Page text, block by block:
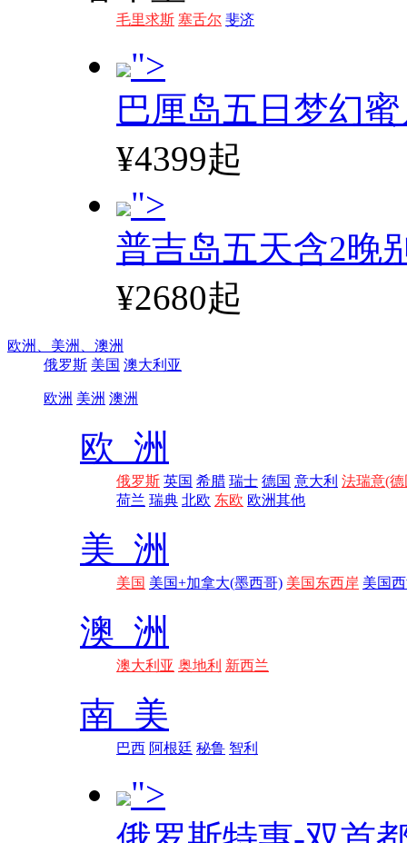
毛里求斯 塞舌尔 斐济
">
巴厘岛五日梦幻
¥4399起
">
普吉岛五天含2晚
¥2680起
欧洲、 美洲、 澳洲
俄罗斯 美国 澳大利亚
欧洲 美洲 澳洲
欧 洲
俄罗斯 英国 希腊 瑞士 德国 意大利 法瑞意(德
荷兰 瑞典 北欧 东欧 欧洲其他
美 洲
美国 美国+加拿大(墨西哥) 美国东西岸 美国
澳 洲
澳大利亚 奥地利 新西兰
南 美
巴西 阿根廷 秘鲁 智利
">